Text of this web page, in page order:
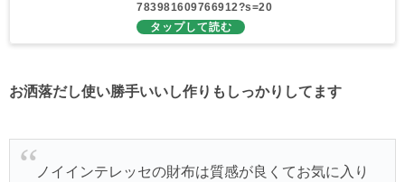
783981609766912?s=20
お洒落だし使い勝手いいし作りもしっかりしてます
ノイインテレッセの財布は質感が良くてお気に入り